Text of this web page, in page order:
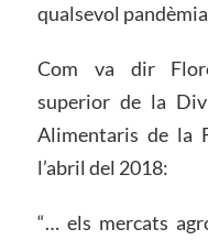
qualsevol
Com va dir
superior de la
Alimentaris de la
l’abril del 2018:
“… els mercats